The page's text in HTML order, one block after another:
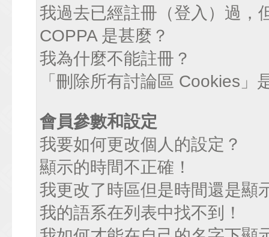
我過去已經註冊（登入）過，
COPPA 是甚麼？
我為什麼不能註冊？
「刪除所有討論區 Cookies」
會員參數和設定
我要如何更改個人的設定？
顯示的時間不正確！
我更改了時區但是時間還是顯
我的語系在列表中找不到！